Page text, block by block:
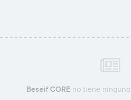
Beseif COREno tiene